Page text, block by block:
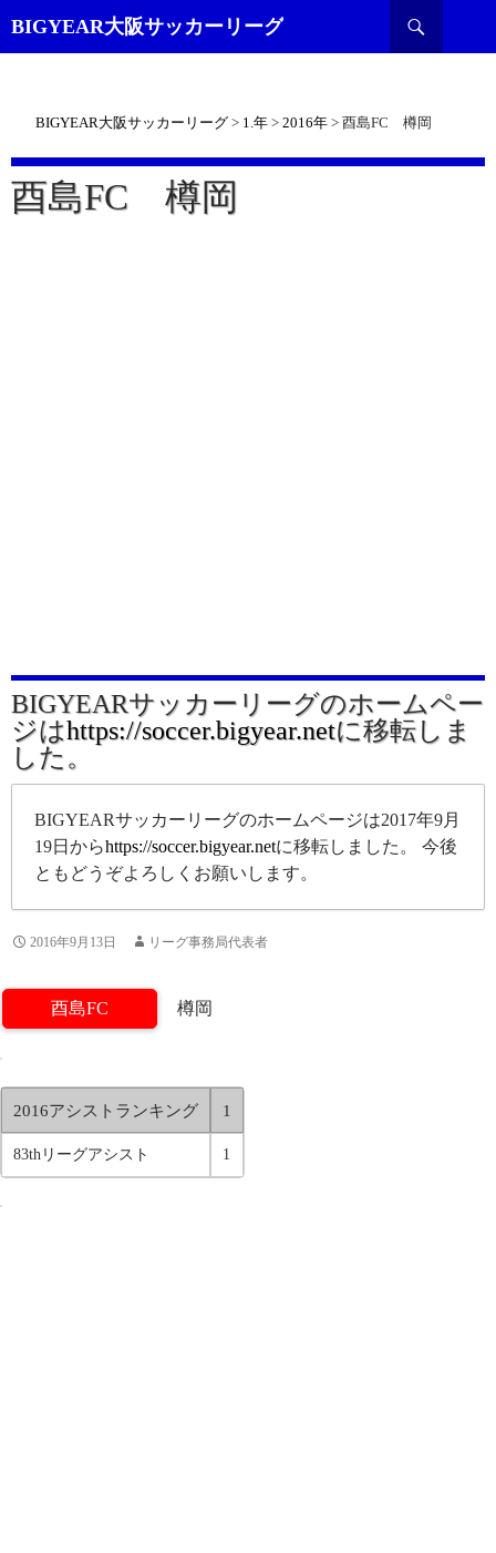
BIGYEAR大阪サッカーリーグ
索
BIGYEAR大阪サッカーリーグ > 1.年 > 2016年 > 酉島FC 樽岡
酉島FC 樽岡
BIGYEARサッカーリーグのホームペー
ジはhttps://soccer.bigyear.netに移転しま
した。
BIGYEARサッカーリーグのホームページは2017年9月
19日からhttps://soccer.bigyear.netに移転しました。 今後
ともどうぞよろしくお願いします。
2016年9月13日 リーグ事務局代表者
酉島FC 樽岡
2016アシストランキング 1
83thリーグアシスト 1